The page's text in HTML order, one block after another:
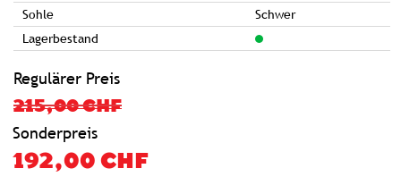
Sohle
Schwer
Lagerbestand
Regulärer Preis
215,00 CHF
Sonderpreis
192,00 CHF